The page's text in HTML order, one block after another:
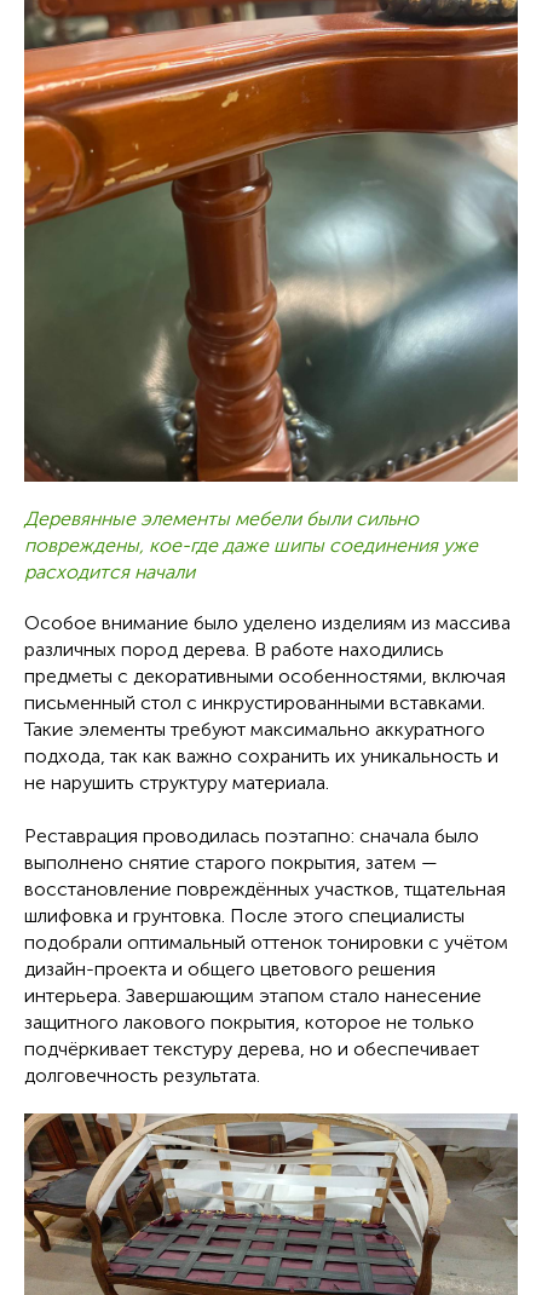
Деревянные элементы мебели были сильно
повреждены, кое-где даже шипы соединения уже
расходится начали
Особое внимание было уделено изделиям из массива
различных пород дерева. В работе находились
предметы с декоративными особенностями, включая
письменный стол с инкрустированными вставками.
Такие элементы требуют максимально аккуратного
подхода, так как важно сохранить их уникальность и
не нарушить структуру материала.
Реставрация проводилась поэтапно: сначала было
выполнено снятие старого покрытия, затем —
восстановление повреждённых участков, тщательная
шлифовка и грунтовка. После этого специалисты
подобрали оптимальный оттенок тонировки с учётом
дизайн-проекта и общего цветового решения
интерьера. Завершающим этапом стало нанесение
защитного лакового покрытия, которое не только
подчёркивает текстуру дерева, но и обеспечивает
долговечность результата.